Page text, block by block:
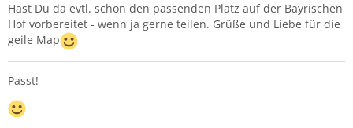
Hast Du da evtl. schon den passenden Platz auf der Bayrischen
Hof vorbereitet - wenn ja gerne teilen. Grüße und Liebe für die
geile Map
Passt!